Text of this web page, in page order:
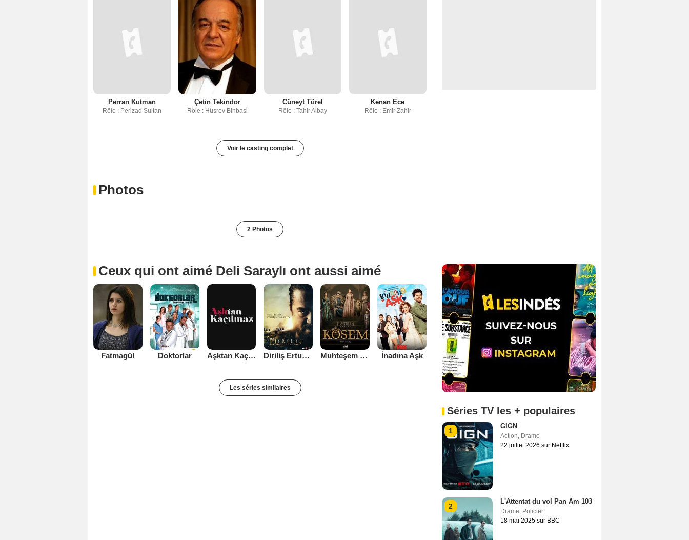
Perran Kutman
Rôle : Perizad Sultan
Çetin Tekindor
Rôle : Hüsrev Binbasi
Cüneyt Türel
Rôle : Tahir Albay
Kenan Ece
Rôle : Emir Zahir
Voir le casting complet
Photos
2 Photos
Ceux qui ont aimé Deli Saraylı ont aussi aimé
Fatmagül Doktorlar Aşktan Kaçılmaz Diriliş Ertuğrul Muhteşem Yüzyıl Kösem İnadına Aşk
Les séries similaires
Séries TV les + populaires
1
GIGN
Action, Drame
22 juillet 2026 sur Netflix
2
L'Attentat du vol Pan Am 103
Drame, Policier
18 mai 2025 sur BBC